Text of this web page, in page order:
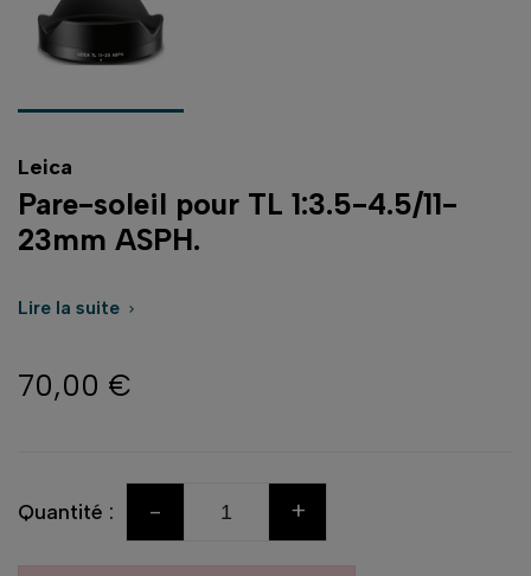
Leica
Pare-soleil pour TL 1:3.5-4.5/11-
23mm ASPH.
Lire la suite 
70,00 €
Quantité : - +